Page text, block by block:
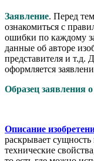
Заявление. Перед
ознакомиться с
ошибки по каждому
данные об авторе
представителя и т.д.
оформляется
Образец заявления
Описание
раскрывает
технические